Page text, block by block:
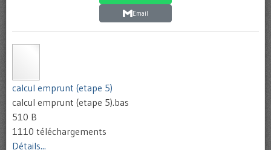
Email
calcul emprunt (etape 5)
calcul emprunt (etape 5).bas
510 B
1110 téléchargements
Détails...